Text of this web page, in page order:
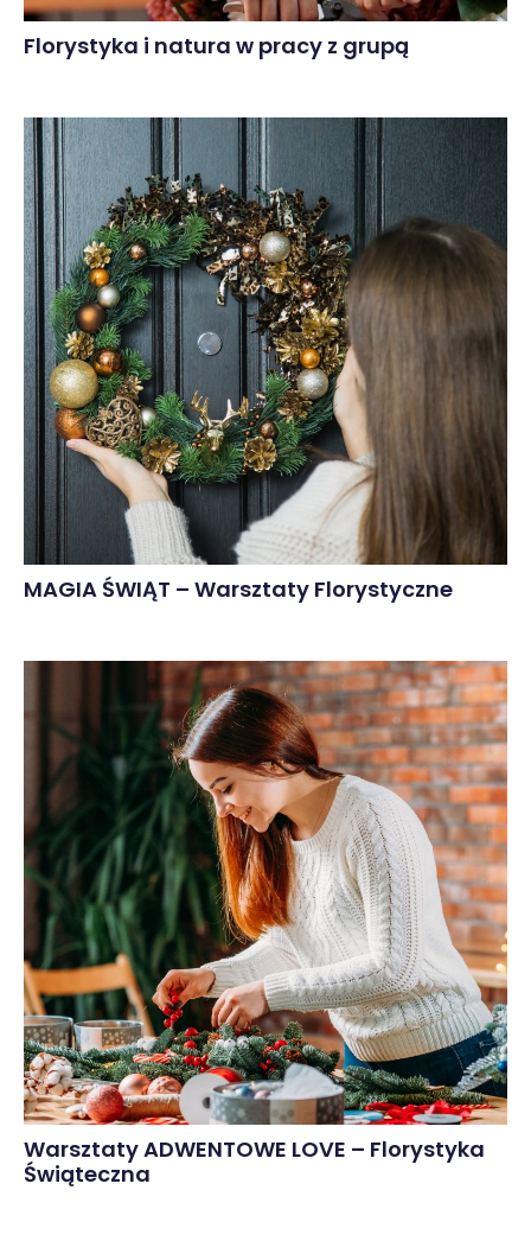
Florystyka i natura w pracy z grupą
MAGIA ŚWIĄT – Warsztaty Florystyczne
Warsztaty ADWENTOWE LOVE – Florystyka
Świąteczna